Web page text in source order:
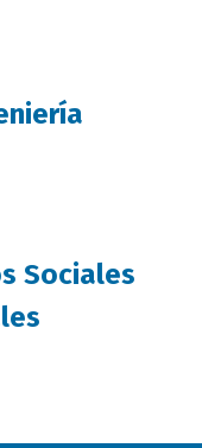
Sociales